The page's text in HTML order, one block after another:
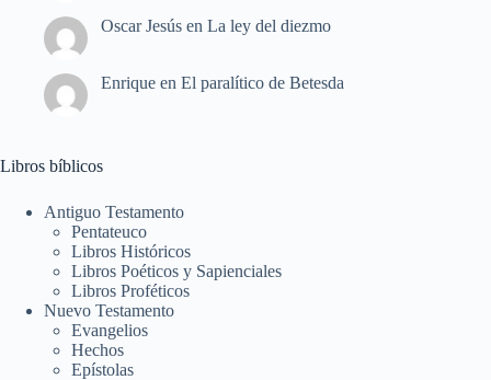
Oscar Jesús en La ley del diezmo
Enrique en El paralítico de Betesda
Libros bíblicos
Antiguo Testamento
Pentateuco
Libros Históricos
Libros Poéticos y Sapienciales
Libros Proféticos
Nuevo Testamento
Evangelios
Hechos
Epístolas